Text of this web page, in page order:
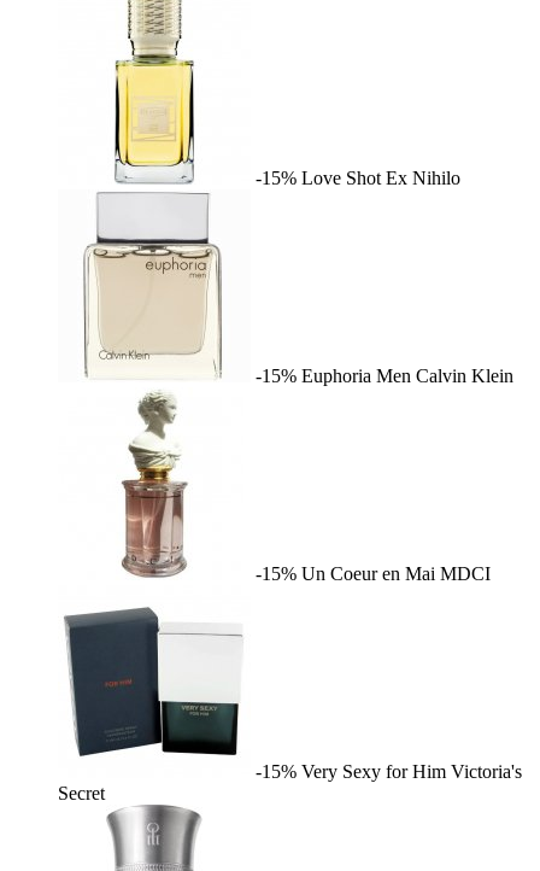
-15% Love Shot Ex Nihilo
-15% Euphoria Men Calvin Klein
-15% Un Coeur en Mai MDCI
-15% Very Sexy for Him Victoria's
Secret